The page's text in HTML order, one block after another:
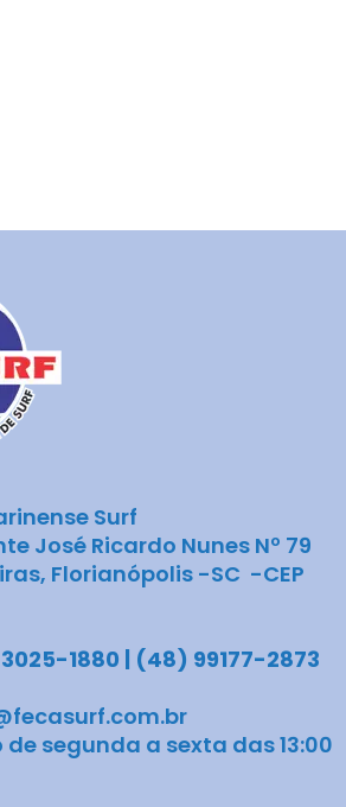
Surf
José Ricardo Nunes Nº 79
Florianópolis -SC -CEP
1880 | (48) 99177-2873
segunda a sexta das 13:00